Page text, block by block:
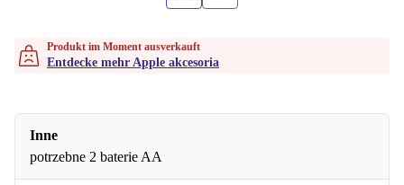
Produkt im Moment ausverkauft
Entdecke mehr Apple akcesoria
Inne
potrzebne 2 baterie AA